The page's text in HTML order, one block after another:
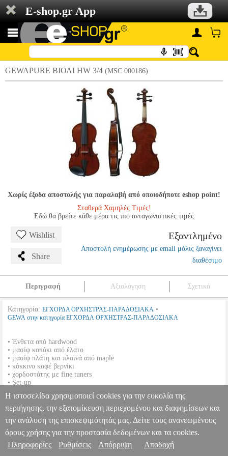
E-shop.gr App
GEWAPURE ΒΙΟΛΙ HW 3/4 (MSC.000186)
Χωρίς έξοδα αποστολής για παραλαβή από οποιοδήποτε eshop point!
Σταθερά Χαμηλές Τιμές!
Εδώ θα βρείτε κάθε μέρα τις πιο ανταγωνιστικές τιμές
Wishlist
Share
Εξαντλημένο
Αποστολή ενημέρωσης με email μόλις ξαναγίνει
διαθέσιμο
Περιγραφή Αξιολόγηση Σχετικά
Κατηγορία: ΕΓΧΟΡΔΑ ΟΡΧΗΣΤΡΑΣ-ΠΑΡΑΔΟΣΙΑΚΑ •
GEWA στην κατηγορία ΕΓΧΟΡΔΑ ΟΡΧΗΣΤΡΑΣ-ΠΑΡΑΔΟΣΙΑΚΑ
• Ένθετα από hardwood
• μασίφ καπάκι από έλατο
• μασίφ πλάτη και πλαϊνά από maple
• κόκκινο καφέ βερνίκι
• χορδοστάτης με fine tuners
• Set-up
GEWAPURE ΒΙΟΛΙ HW 3/4 MSC.000186 MSC.000186
GEWA ΕΓΧΟΡΔΑ ΟΡΧΗΣΤΡΑΣ-ΠΑΡΑΔΟΣΙΑΚΑ Κατηγορία:
ΕΓΧΟΡΔΑ ΟΡΧΗΣΤΡΑΣ-ΠΑΡΑΔΟΣΙΑΚΑ
•GEWA στην κατηγορία ΕΓΧΟΡΔΑ ΟΡΧΗΣΤΡΑΣ-
ΠΑΡΑΔΟΣΙΑΚΑ • Ένθετα από hardwood • μασίφ καπάκι από έλατο
• μασίφ πλάτη και πλαϊνά από maple • κόκκινο καφέ βερνίκι •
Πληροφορίες & Υπηρεσίες >
Η ιστοσελίδα χρησιμοποιεί cookies για την ευκολία της
περιήγησης, την εξατομίκευση περιεχομένου και διαφημίσεων και
την ανάλυση της επισκεψιμότητάς μας. Δείτε τους ανανεωμένους
όρους χρήσης για την προστασία δεδομένων και τα cookies.
Πληροφορίες
Ρυθμίσεις Απόρριψη Αποδοχή